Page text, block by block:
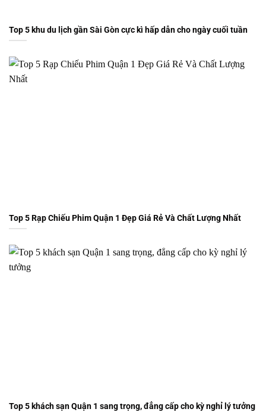
Top 5 khu du lịch gần Sài Gòn cực kì hấp dẫn cho ngày cuối tuần
Top 5 Rạp Chiếu Phim Quận 1 Đẹp Giá Rẻ Và Chất Lượng Nhất
Top 5 khách sạn Quận 1 sang trọng, đẳng cấp cho kỳ nghỉ lý tưởng